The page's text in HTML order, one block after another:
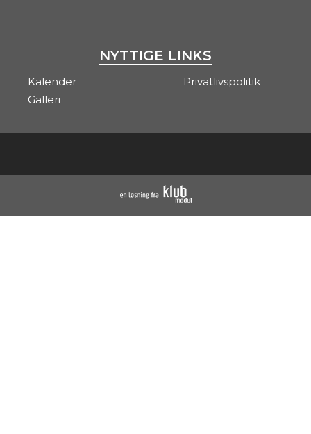
NYTTIGE LINKS
Kalender
Privatlivspolitik
Galleri